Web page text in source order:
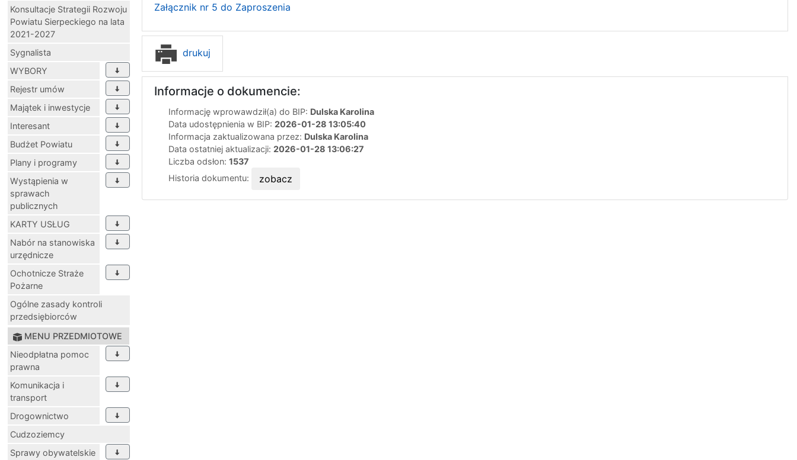
Konsultacje Strategii Rozwoju
Powiatu Sierpeckiego na lata
2021-2027
Sygnalista
WYBORY
Rejestr umów
Majątek i inwestycje
Interesant
Budżet Powiatu
Plany i programy
Wystąpienia w
sprawach
publicznych
KARTY USŁUG
Nabór na stanowiska
urzędnicze
Ochotnicze Straże
Pożarne
Ogólne zasady kontroli
przedsiębiorców
MENU PRZEDMIOTOWE
Nieodpłatna pomoc
prawna
Komunikacja i
transport
Drogownictwo
Cudzoziemcy
Sprawy obywatelskie
Załącznik nr 5 do Zaproszenia
drukuj
Informacje o dokumencie:
Informację wprowawdził(a) do BIP: Dulska Karolina
Data udostępnienia w BIP: 2026-01-28 13:05:40
Informacja zaktualizowana przez: Dulska Karolina
Data ostatniej aktualizacji: 2026-01-28 13:06:27
Liczba odsłon: 1537
Historia dokumentu:
zobacz